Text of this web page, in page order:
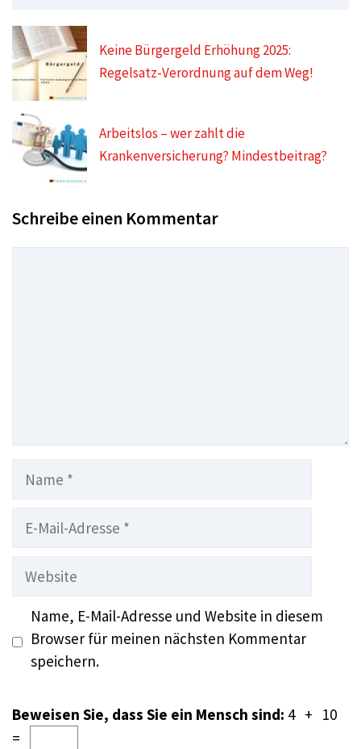
Keine Bürgergeld Erhöhung 2025:
Regelsatz-Verordnung auf dem Weg!
Arbeitslos – wer zahlt die
Krankenversicherung? Mindestbeitrag?
Schreibe einen Kommentar
Website
Name, E-Mail-Adresse und Website in diesem
Browser für meinen nächsten Kommentar
speichern.
Beweisen Sie, dass Sie ein Mensch sind: 4 + 10
=